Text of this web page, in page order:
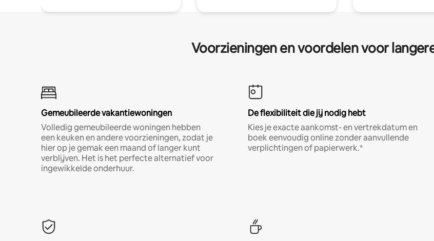
Voorzieningen en voordelen voor
Gemeubileerde vakantiewoningen
Volledig gemeubileerde woningen hebben
een keuken en andere voorzieningen, zodat je
hier op je gemak een maand of langer kunt
verblijven. Het is het perfecte alternatief voor
ingewikkelde onderhuur.
De flexibiliteit die jij nodig hebt
Kies je exacte aankomst- en vertrekdatum en
boek eenvoudig online zonder aanvullende
verplichtingen of papierwerk.*